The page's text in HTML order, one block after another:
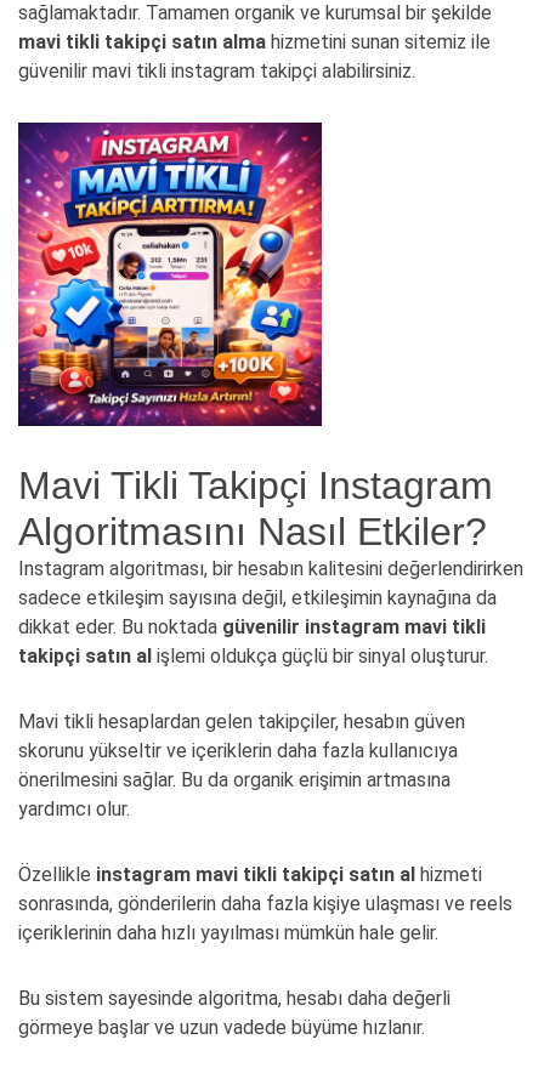
sağlamaktadır. Tamamen organik ve kurumsal bir şekilde
mavi tikli takipçi satın alma hizmetini sunan sitemiz ile
güvenilir mavi tikli instagram takipçi alabilirsiniz.
Mavi Tikli Takipçi Instagram
Algoritmasını Nasıl Etkiler?
Instagram algoritması, bir hesabın kalitesini değerlendirirken
sadece etkileşim sayısına değil, etkileşimin kaynağına da
dikkat eder. Bu noktada güvenilir instagram mavi tikli
takipçi satın al işlemi oldukça güçlü bir sinyal oluşturur.
Mavi tikli hesaplardan gelen takipçiler, hesabın güven
skorunu yükseltir ve içeriklerin daha fazla kullanıcıya
önerilmesini sağlar. Bu da organik erişimin artmasına
yardımcı olur.
Özellikle instagram mavi tikli takipçi satın al hizmeti
sonrasında, gönderilerin daha fazla kişiye ulaşması ve reels
içeriklerinin daha hızlı yayılması mümkün hale gelir.
Bu sistem sayesinde algoritma, hesabı daha değerli
görmeye başlar ve uzun vadede büyüme hızlanır.